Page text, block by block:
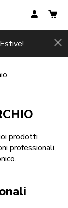
prodotti
professionali,